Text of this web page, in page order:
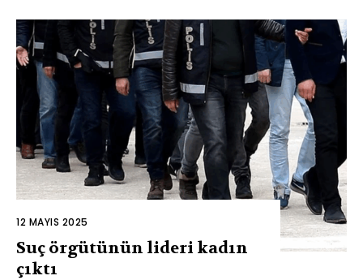
12 MAYIS 2025
Suç örgütünün lideri kadın
çıktı